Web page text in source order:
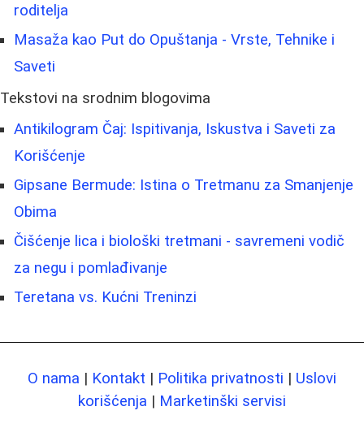
roditelja
Masaža kao Put do Opuštanja - Vrste, Tehnike i
Saveti
Tekstovi na srodnim blogovima
Antikilogram Čaj: Ispitivanja, Iskustva i Saveti za
Korišćenje
Gipsane Bermude: Istina o Tretmanu za Smanjenje
Obima
Čišćenje lica i biološki tretmani - savremeni vodič
za negu i pomlađivanje
Teretana vs. Kućni Treninzi
O nama | Kontakt | Politika privatnosti | Uslovi
korišćenja | Marketinški servisi